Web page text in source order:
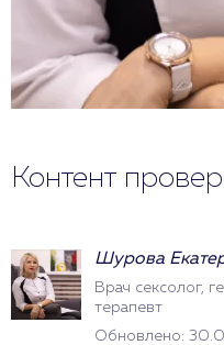
Контент
Шурова
Врач сексолог,
терапевт
Обновлено: